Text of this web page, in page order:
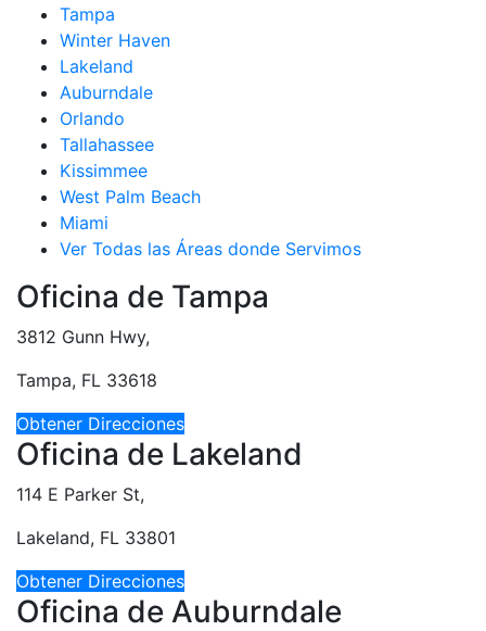
Tampa
Winter Haven
Lakeland
Auburndale
Orlando
Tallahassee
Kissimmee
West Palm Beach
Miami
Ver Todas las Áreas donde Servimos
Oficina de Tampa
3812 Gunn Hwy,
Tampa, FL 33618
Obtener Direcciones
Oficina de Lakeland
114 E Parker St,
Lakeland, FL 33801
Obtener Direcciones
Oficina de Auburndale